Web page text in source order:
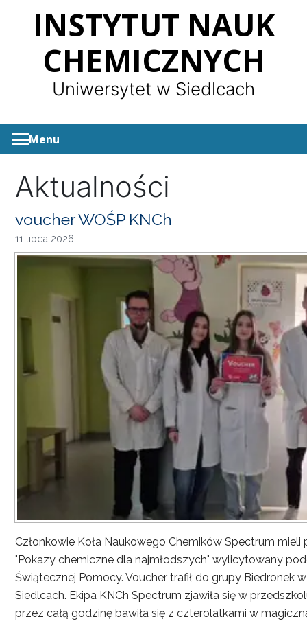
INSTYTUT NAUK
CHEMICZNYCH
Uniwersytet w Siedlcach
Menu
Aktualności
voucher WOŚP KNCh
11 lipca 2026
Członkowie Koła Naukowego Chemików Spectrum
"Pokazy chemiczne dla najmłodszych" wylicytowany
Świątecznej Pomocy. Voucher trafił do grupy Biedronek
Siedlcach. Ekipa KNCh Spectrum zjawiła się w
przez całą godzinę bawiła się z czterolatkami w